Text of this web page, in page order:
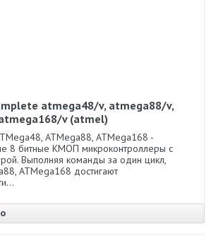
atmega48/v, atmega88/v,
v (atmel)
ATMega88, ATMega168 -
8 битные КМОП микроконтроллеры с
Выполняя команды за один цикл,
ATMega168 достигают